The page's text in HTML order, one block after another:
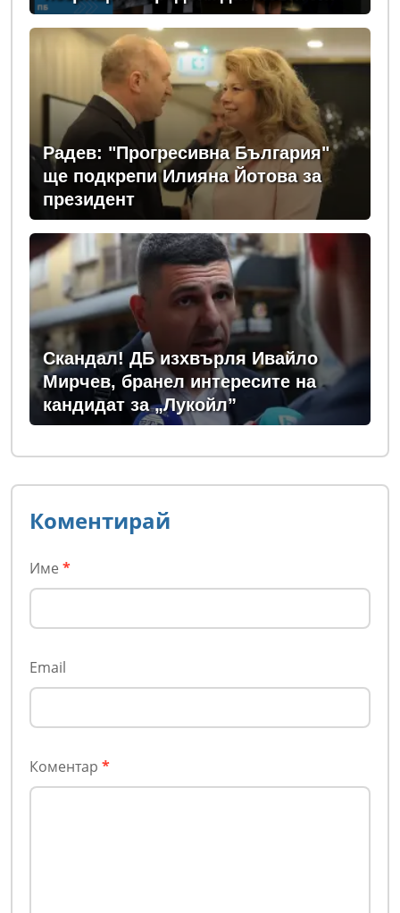
изборни правила! (ВИДЕО)
Радев: "Прогресивна България"
ще подкрепи Илияна Йотова за
президент
Скандал! ДБ изхвърля Ивайло
Мирчев, бранел интересите на
кандидат за „Лукойл”
Коментирай
Име *
Email
Коментар *